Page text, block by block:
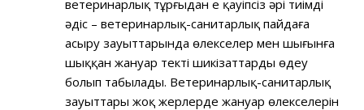
ветеринарлық тұрғыдан ең қауіпсіз әpi тиімді
әдіс – ветеринарлық-санитарлық пайдаға
асыру зауыттарында өлекселер мен шығынға
шыққан жануар тeктi шикізаттарды өңдеу
болып табылады. Ветеринарлық-санитарлық
зауыттары жоқ жерлерде жануар өлекселерін